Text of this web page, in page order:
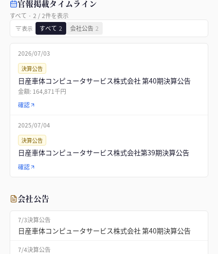
官報掲載タイムライン
すべて · 2 /2件を表示
表示 すべて 2 会社公告 2
2026/07/03
決算公告
日産車体コンピュータサービス株式会社 第40期決算公告
金額: 164,871千円
確認
2025/07/04
決算公告
日産車体コンピュータサービス株式会社第39期決算公告
確認
会社公告
7/3決算公告
日産車体コンピュータサービス株式会社 第40期決算公告
7/4決算公告